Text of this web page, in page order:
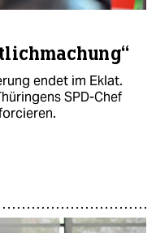
endet im Eklat.
SPD-Chef